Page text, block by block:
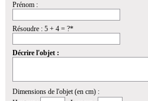
Prénom :
Résoudre : 5 + 4 = ?*
Décrire l'objet :
Dimensions de l'objet (en cm) :